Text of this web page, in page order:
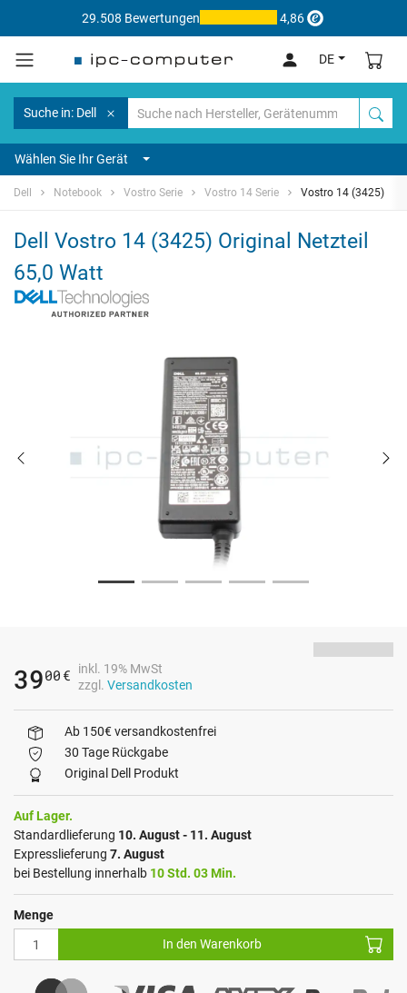
29.508 Bewertungen 4,86
DE
Suche in: Dell
Wählen Sie Ihr Gerät
Dell Notebook Vostro Serie Vostro 14 Serie Vostro 14 (3425)
Dell Vostro 14 (3425) Original Netzteil
65,0 Watt
3900 €
inkl. 19% MwSt
zzgl. Versandkosten
Ab 150€ versandkostenfrei
30 Tage Rückgabe
Original Dell Produkt
Auf Lager.
Standardlieferung 10. August - 11. August
Expresslieferung 7. August
bei Bestellung innerhalb 10 Std. 03 Min.
Menge
In den Warenkorb